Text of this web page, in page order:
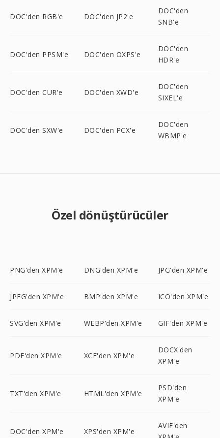
DOC'den RGB'e DOC'den JP2'e
DOC'den
SNB'e
DOC'den PPSM'e DOC'den OXPS'e
DOC'den
HDR'e
DOC'den CUR'e DOC'den XWD'e
DOC'den
SIXEL'e
DOC'den SXW'e DOC'den PCX'e
DOC'den
WBMP'e
Özel dönüştürücüler
PNG'den XPM'e DNG'den XPM'e JPG'den XPM'e
JPEG'den XPM'e BMP'den XPM'e ICO'den XPM'e
SVG'den XPM'e WEBP'den XPM'e GIF'den XPM'e
PDF'den XPM'e XCF'den XPM'e
DOCX'den
XPM'e
TXT'den XPM'e HTML'den XPM'e
PSD'den
XPM'e
DOC'den XPM'e XPS'den XPM'e
AVIF'den